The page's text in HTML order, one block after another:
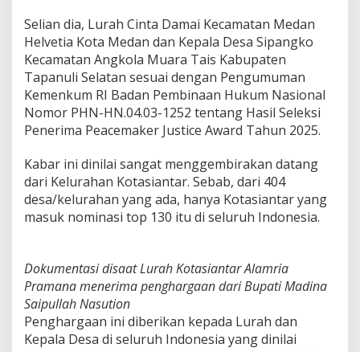
Selian dia, Lurah Cinta Damai Kecamatan Medan
Helvetia Kota Medan dan Kepala Desa Sipangko
Kecamatan Angkola Muara Tais Kabupaten
Tapanuli Selatan sesuai dengan Pengumuman
Kemenkum RI Badan Pembinaan Hukum Nasional
Nomor PHN-HN.04.03-1252 tentang Hasil Seleksi
Penerima Peacemaker Justice Award Tahun 2025.
Kabar ini dinilai sangat menggembirakan datang
dari Kelurahan Kotasiantar. Sebab, dari 404
desa/kelurahan yang ada, hanya Kotasiantar yang
masuk nominasi top 130 itu di seluruh Indonesia.
Dokumentasi disaat Lurah Kotasiantar Alamria
Pramana menerima penghargaan dari Bupati Madina
Saipullah Nasution
Penghargaan ini diberikan kepada Lurah dan
Kepala Desa di seluruh Indonesia yang dinilai